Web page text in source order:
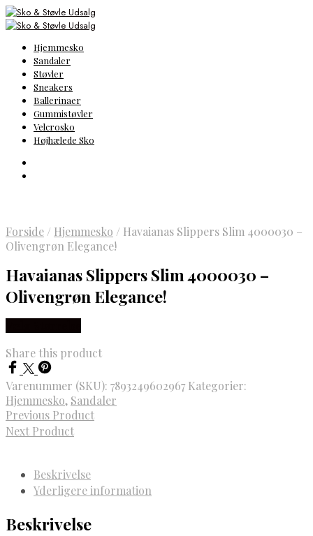
Hjemmesko
Sandaler
Støvler
Sneakers
Ballerinaer
Gummistøvler
Velcrosko
Højhælede Sko
Forside / Hjemmesko / Havaianas Slippers Slim 4000030 –
Olivengrøn Elegance!
Havaianas Slippers Slim 4000030 –
Olivengrøn Elegance!
Share this product
Varenummer (SKU): 7893249602967 Kategorier:
Hjemmesko, Sandaler
Previous Product
Next Product
Beskrivelse
Yderligere information
Beskrivelse